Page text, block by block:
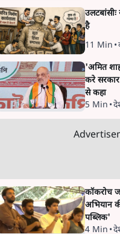
उलटबांसीः
है
11 Min •
'अमित
करे
से कहा
5 Min •
कॉकरोच
अभियान
पब्लिक'
4 Min •